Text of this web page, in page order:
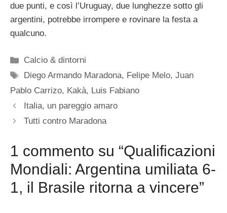
due punti, e così l’Uruguay, due lunghezze sotto gli
argentini, potrebbe irrompere e rovinare la festa a
qualcuno.
Categorie
Calcio & dintorni
Tag
Diego Armando Maradona, Felipe Melo,Juan
Pablo Carrizo, Kakà, Luis Fabiano
Italia, un pareggio amaro
Tutti contro Maradona
1 commento su “Qualificazioni
Mondiali: Argentina umiliata 6-
1, il Brasile ritorna a vincere”